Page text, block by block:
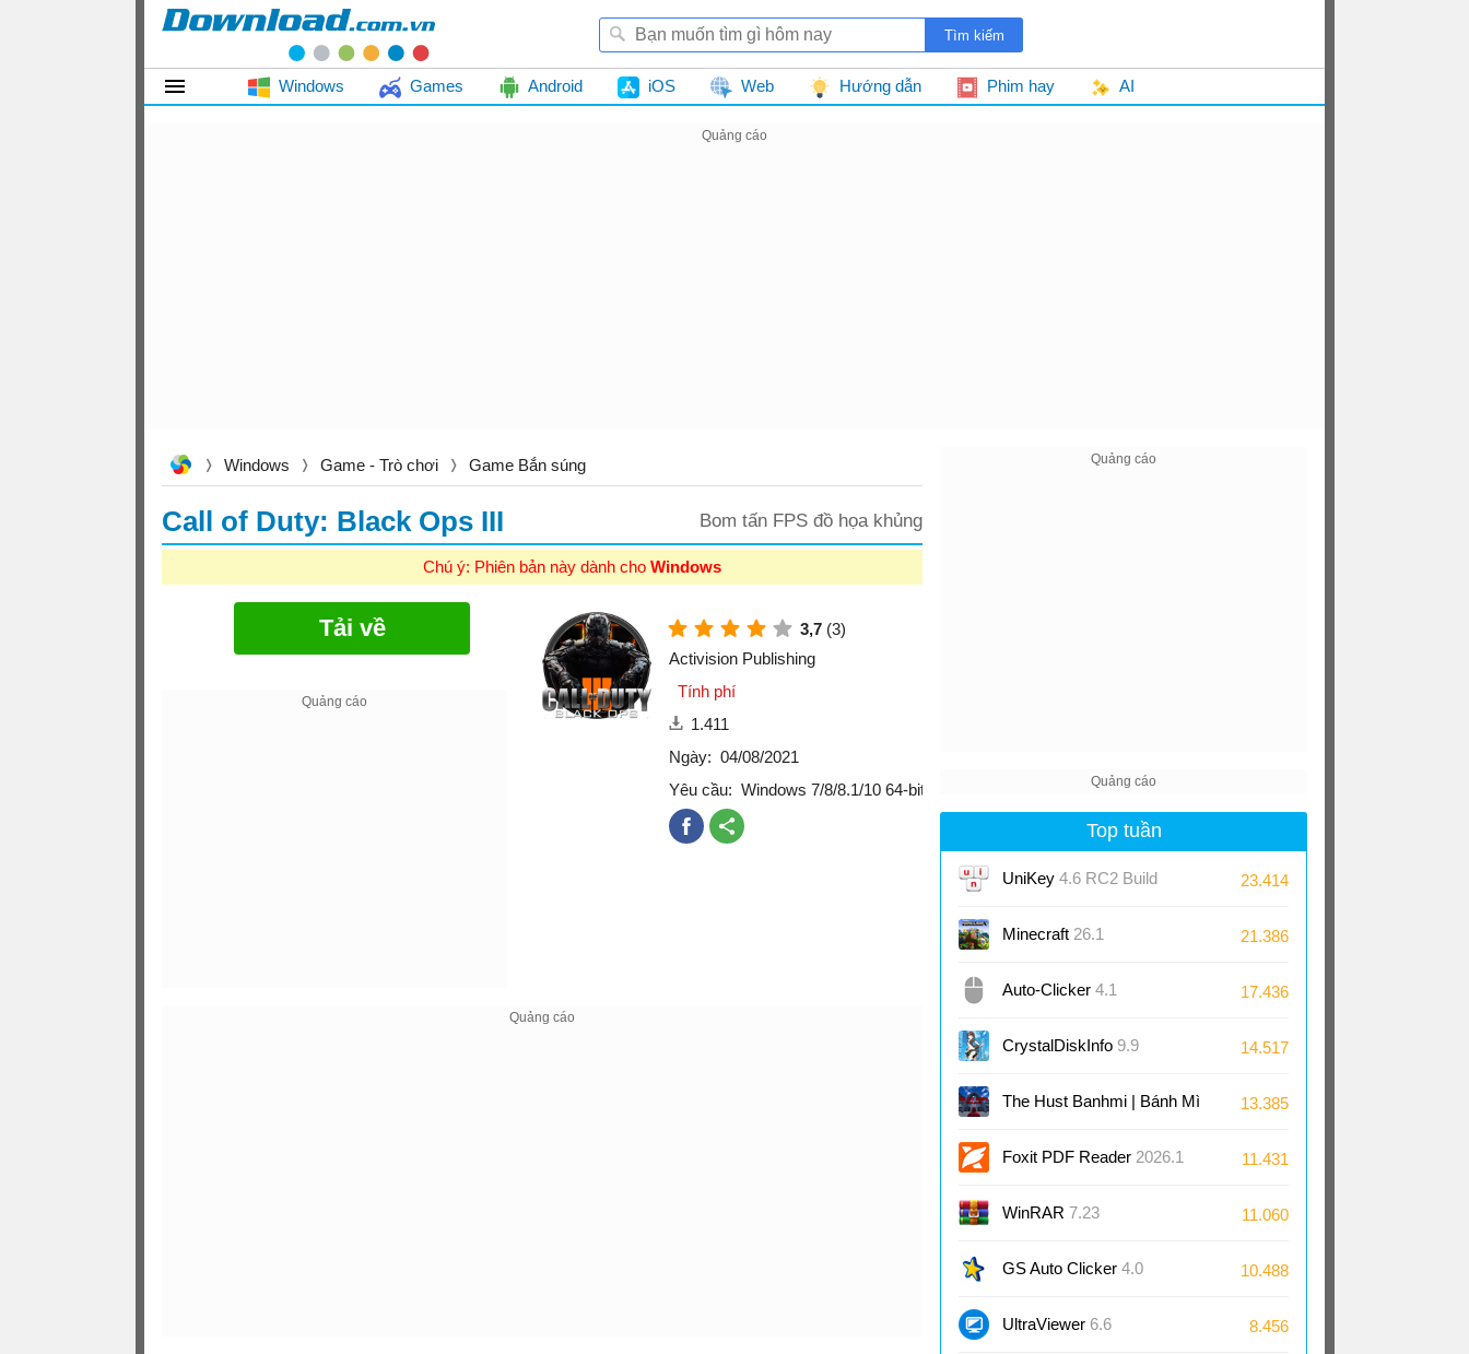
Windows Games Android iOS Web Hướng dẫn Phim hay AI
Windows Game - Trò chơi Game Bắn súng
Call of Duty: Black Ops III Bom tấn FPS đồ họa khủng
Chú ý: Phiên bản này dành cho Windows
Tải về 3,7 (3)
Activision Publishing
Tính phí
1.411
Ngày: 04/08/2021
Yêu cầu: Windows 7/8/8.1/10 64-bit
Top tuần
UniKey 4.6 RC2 Build
230919
23.414
Minecraft 26.1 21.386
Auto-Clicker 4.1 17.436
CrystalDiskInfo 9.9 14.517
The Hust Banhmi | Bánh Mì
Bách Khoa
13.385
Foxit PDF Reader 2026.1 11.431
WinRAR 7.23 11.060
GS Auto Clicker 4.0 10.488
UltraViewer 6.6 8.456